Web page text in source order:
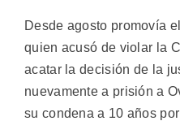
Desde agosto promovía
quien acusó de violar la
acatar la decisión de la
nuevamente a prisión a
su condena a 10 años